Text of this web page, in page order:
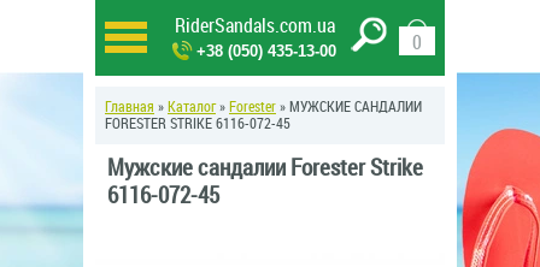
RiderSandals.com.ua
+38 (050) 435-13-00 0
Главная » Каталог» Forester » МУЖСКИЕ САНДАЛИИ
FORESTER STRIKE 6116-072-45
Мужские сандалии Forester Strike
6116-072-45